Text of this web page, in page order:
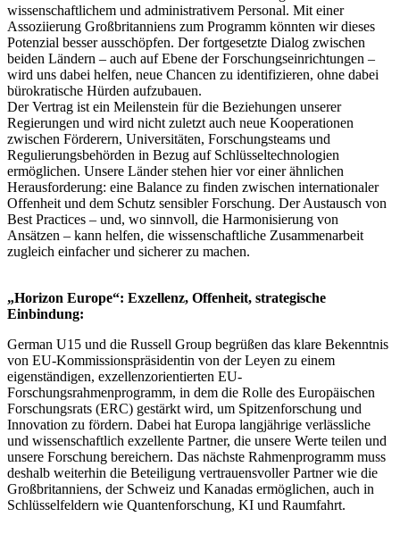
wissenschaftlichem und administrativem Personal. Mit einer
Assoziierung Großbritanniens zum Programm könnten wir dieses
Potenzial besser ausschöpfen. Der fortgesetzte Dialog zwischen
beiden Ländern – auch auf Ebene der Forschungseinrichtungen –
wird uns dabei helfen, neue Chancen zu identifizieren, ohne dabei
bürokratische Hürden aufzubauen.
Der Vertrag ist ein Meilenstein für die Beziehungen unserer
Regierungen und wird nicht zuletzt auch neue Kooperationen
zwischen Förderern, Universitäten, Forschungsteams und
Regulierungsbehörden in Bezug auf Schlüsseltechnologien
ermöglichen. Unsere Länder stehen hier vor einer ähnlichen
Herausforderung: eine Balance zu finden zwischen internationaler
Offenheit und dem Schutz sensibler Forschung. Der Austausch von
Best Practices – und, wo sinnvoll, die Harmonisierung von
Ansätzen – kann helfen, die wissenschaftliche Zusammenarbeit
zugleich einfacher und sicherer zu machen.
„Horizon Europe“: Exzellenz, Offenheit, strategische
Einbindung:
German U15 und die Russell Group begrüßen das klare Bekenntnis
von EU-Kommissionspräsidentin von der Leyen zu einem
eigenständigen, exzellenzorientierten EU-
Forschungsrahmenprogramm, in dem die Rolle des Europäischen
Forschungsrats (ERC) gestärkt wird, um Spitzenforschung und
Innovation zu fördern. Dabei hat Europa langjährige verlässliche
und wissenschaftlich exzellente Partner, die unsere Werte teilen und
unsere Forschung bereichern. Das nächste Rahmenprogramm muss
deshalb weiterhin die Beteiligung vertrauensvoller Partner wie die
Großbritanniens, der Schweiz und Kanadas ermöglichen, auch in
Schlüsselfeldern wie Quantenforschung, KI und Raumfahrt.